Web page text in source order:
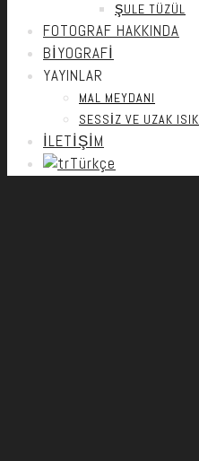
ŞULE TÜZÜL
FOTOGRAF HAKKINDA
BİYOGRAFİ
YAYINLAR
MAL MEYDANI
SESSIZ VE UZAK ISIK
İLETİŞİM
Türkçe